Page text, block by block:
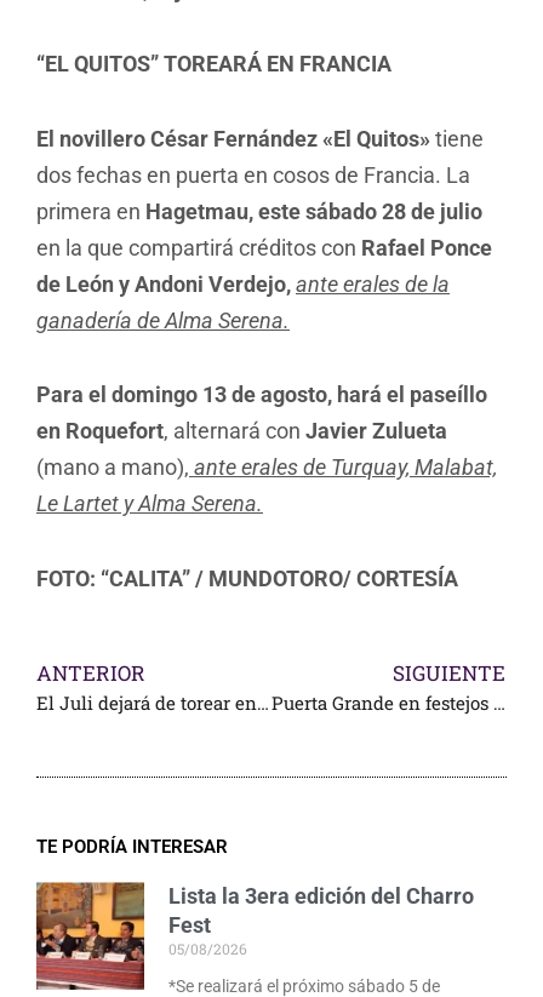
“EL QUITOS” TOREARÁ EN FRANCIA
El novillero César Fernández «El Quitos» tiene
dos fechas en puerta en cosos de Francia. La
primera en Hagetmau, este sábado 28de julio
en la que compartirá créditos con Rafael Ponce
de León y Andoni Verdejo,ante erales de la
ganadería de Alma Serena.
Para el domingo 13 de agosto, hará el paseíllo
en Roquefort, alternará con Javier Zulueta
(mano a mano), ante erales de Turquay, Malabat,
Le Lartet y Alma Serena.
FOTO: “CALITA” / MUNDOTORO/ CORTESÍA
ANTERIOR
El Juli dejará de torear en octubre
SIGUIENTE
Puerta Grande en festejos de Hidalgo
TE PODRÍA INTERESAR
Lista la 3era edición del Charro
Fest
05/08/2026
*Se realizará el próximo sábado 5 de